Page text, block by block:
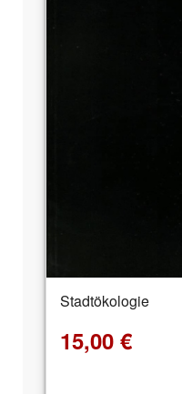
Stadtökologie
15,00 €